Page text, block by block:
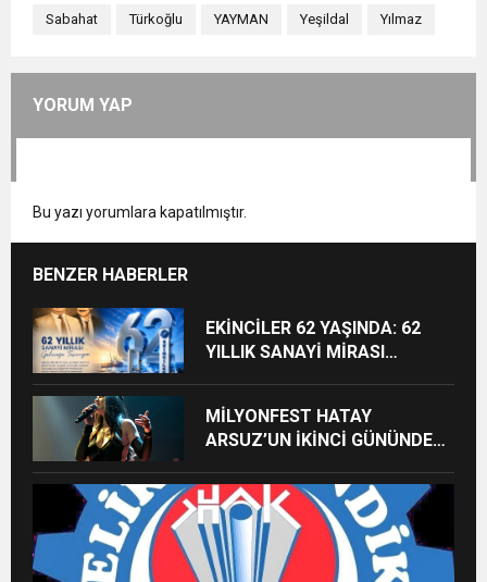
Sabahat Türkoğlu YAYMAN Yeşildal Yılmaz
YORUM YAP
Bu yazı yorumlara kapatılmıştır.
BENZER HABERLER
EKİNCİLER 62 YAŞINDA: 62
YILLIK SANAYİ MİRASI
MİLYONFEST HATAY
ARSUZ’UN İKİNCİ GÜNÜNDE
ALACAK